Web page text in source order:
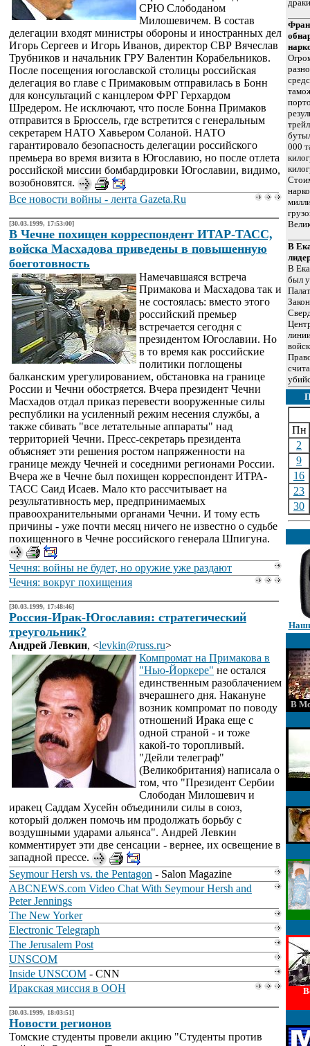
СРЮ Слободаном
Милошевичем. В состав
делегации входят министры обороны и иностранных дел
Игорь Сергеев и Игорь Иванов, директор СВР Вячеслав
Трубников и начальник ГРУ Валентин Корабельников.
После посещения югославской столицы российская
делегация во главе с Примаковым отправилась в Бонн
для консультаций с канцлером ФРГ Герхардом
Шредером. Не исключают, что после Бонна Примаков
отправится в Брюссель, где встретится с генеральным
секретарем НАТО Хавьером Соланой. НАТО
гарантировало безопасность делегации российского
премьера во время визита в Югославию, но после отлета
российской миссии бомбардировки Югославии, видимо,
возобновятся.
Все новости войны - лента Gazeta.Ru
[30.03.1999, 17:53:00]
В Чечне похищен корреспондент ИТАР-ТАСС,
войска Масхадова приведены в повышенную
боеготовность
Намечавшаяся встреча
Примакова и Масхадова так и
не состоялась: вместо этого
российский премьер
встречается сегодня с
президентом Югославии. Но
в то время как российские
политики поглощены
балканским урегулированием, обстановка на границе
России и Чечни обостряется. Вчера президент Чечни
Масхадов отдал приказ перевести вооруженные силы
республики на усиленный режим несения службы, а
также сбивать "все летательные аппараты" над
территорией Чечни. Пресс-секретарь президента
объясняет эти решения ростом напряженности на
границе между Чечней и соседними регионами России.
Вчера же в Чечне был похищен корреспондент ИТРА-
ТАСС Саид Исаев. Мало кто рассчитывает на
результативность мер, предпринимаемых
правоохранительными органами Чечни. И тому есть
причины - уже почти месяц ничего не известно о судьбе
похищенного в Чечне российского генерала Шпигуна.
Чечня: войны не будет, но оружие уже раздают
Чечня: вокруг похищения
[30.03.1999, 17:48:46]
Россия-Ирак-Югославия: стратегический
треугольник?
Андрей Левкин, <levkin@russ.ru>
Компромат на Примакова в
"Нью-Йоркере" не остался
единственным разоблачением
вчерашнего дня. Накануне
возник компромат по поводу
отношений Ирака еще с
одной страной - и тоже
какой-то торопливый.
"Дейли телеграф"
(Великобритания) написала о
том, что "Президент Сербии
Слободан Милошевич и
иракец Саддам Хусейн объединили силы в союз,
который должен помочь им продолжать борьбу с
воздушными ударами альянса". Андрей Левкин
комментирует эти две сенсации - вернее, их освещение в
западной прессе.
Seymour Hersh vs. the Pentagon - Salon Magazine
ABCNEWS.com Video Chat With Seymour Hersh and
Peter Jennings
The New Yorker
Electronic Telegraph
The Jerusalem Post
UNSCOM
Inside UNSCOM - CNN
Иракская миссия в ООН
[30.03.1999, 18:03:51]
Новости регионов
Томские студенты провели акцию "Студенты против
000
В
В
был
Пн
2
9
16
23
30
В